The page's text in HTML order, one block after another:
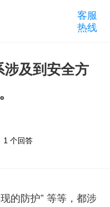
客服
热线
及到安全方
1 个回答
的防护” 等等，都涉